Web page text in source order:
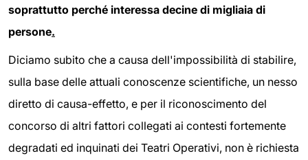
soprattutto perché interessa decine di migliaia di
persone.
Diciamo subito che a causa dell'impossibilità di stabilire,
sulla base delle attuali conoscenze scientifiche, un nesso
diretto di causa-effetto, e per il riconoscimento del
concorso di altri fattori collegati ai contesti fortemente
degradati ed inquinati dei Teatri Operativi, non è richiesta